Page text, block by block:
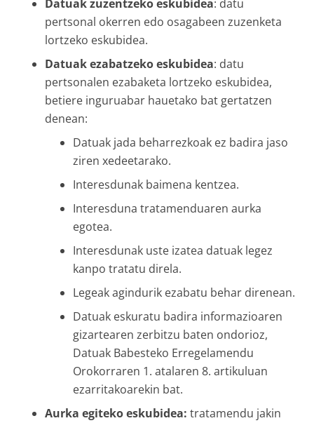
Datuak zuzentzeko eskubidea: datu
pertsonal okerren edo osagabeen zuzenketa
lortzeko eskubidea.
Datuak ezabatzeko eskubidea: datu
pertsonalen ezabaketa lortzeko eskubidea,
betiere inguruabar hauetako bat gertatzen
denean:
Datuak jada beharrezkoak ez badira jaso
ziren xedeetarako.
Interesdunak baimena kentzea.
Interesduna tratamenduaren aurka
egotea.
Interesdunak uste izatea datuak legez
kanpo tratatu direla.
Legeak agindurik ezabatu behar direnean.
Datuak eskuratu badira informazioaren
gizartearen zerbitzu baten ondorioz,
Datuak Babesteko Erregelamendu
Orokorraren 1. atalaren 8. artikuluan
ezarritakoarekin bat.
Aurka egiteko eskubidea: tratamendu jakin